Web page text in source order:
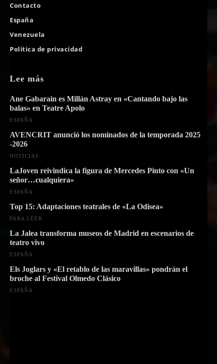
Contacto
España
Venezuela
Política de privacidad
Lee más
Ane Gabarain es Millán Astray en «Cantando bajo las
balas» en Teatre Apolo
ESPAÑA
AVENCRIT anunció los nominados de la temporada 2025
-2026
NOTICIAS
LaJoven reivindica la figura de Mercedes Pinto con «Un
señor…cualquiera»
ESPAÑA
Top 15: Adaptaciones teatrales de «La Odisea»
PARA LEER
La Jalea transforma museos de Madrid en escenarios de
teatro vivo
ESPAÑA
Els Joglars y «El retablo de las maravillas» pondrán el
broche al Festival Olmedo Clásico
ESPAÑA